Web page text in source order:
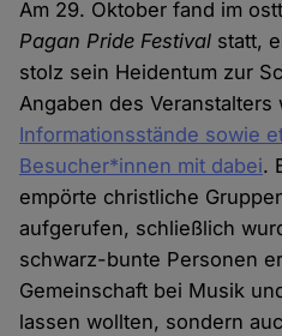
Am 29. Oktober fand im
Pagan Pride Festival statt,
stolz sein Heidentum zur
Angaben des Veranstalters
Informationsstände sowie
Besucher*innen mit dabei.
empörte christliche
aufgerufen, schließlich
schwarz-bunte Personen
Gemeinschaft bei Musik
lassen wollten, sondern